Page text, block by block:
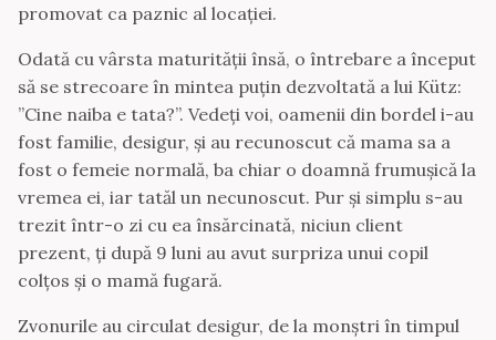
promovat ca paznic al locației.
Odată cu vârsta maturității însă, o întrebare a început
să se strecoare în mintea puțin dezvoltată a lui Kütz:
”Cine naiba e tata?”. Vedeți voi, oamenii din bordel i-au
fost familie, desigur, și au recunoscut că mama sa a
fost o femeie normală, ba chiar o doamnă frumușică la
vremea ei, iar tatăl un necunoscut. Pur și simplu s-au
trezit într-o zi cu ea însărcinată, niciun client
prezent, ți după 9 luni au avut surpriza unui copil
colțos și o mamă fugară.
Zvonurile au circulat desigur, de la monștri în timpul